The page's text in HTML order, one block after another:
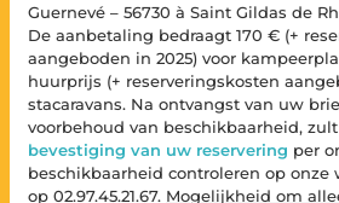
Guernevé – 56730 à Saint Gildas de
De aanbetaling bedraagt 170 € (+
aangeboden in 2025) voor
huurprijs (+ reserveringskosten
stacaravans. Na ontvangst van uw
voorbehoud van beschikbaarheid,
bevestiging van uw reservering per
beschikbaarheid controleren op onze
op 02.97.45.21.67. Mogelijkheid om